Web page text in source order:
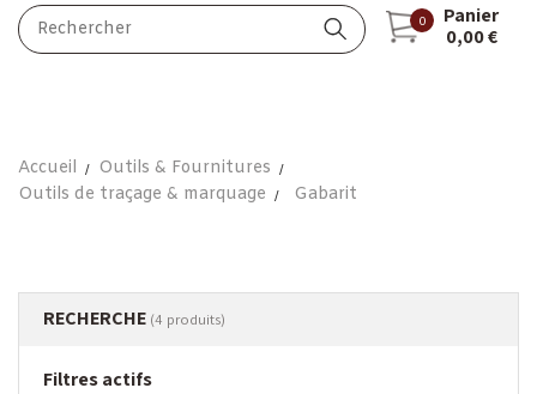
0
Panier
0,00 €
Accueil
Outils & Fournitures
Outils de traçage & marquage
Gabarit
RECHERCHE (4 produits)
Filtres actifs